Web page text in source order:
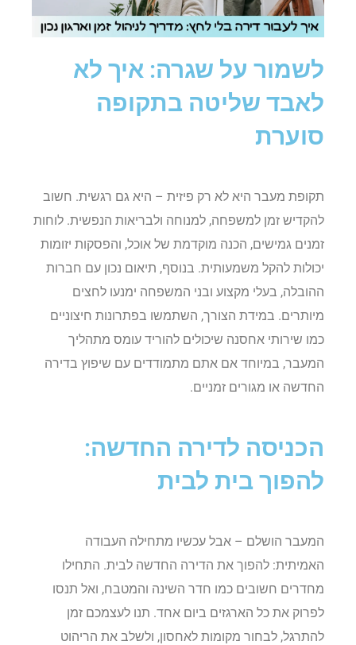
לשמור על שגרה: איך לא
לאבד שליטה בתקופה
סוערת
תקופת מעבר היא לא רק פיזית – היא גם רגשית. חשוב
להקדיש זמן למשפחה, למנוחה ולבריאות הנפשית. לוחות
זמנים גמישים, הכנה מוקדמת של אוכל, והפסקות יזומות
יכולות להקל משמעותית. בנוסף, תיאום נכון עם חברות
ההובלה, בעלי מקצוע ובני המשפחה ימנעו לחצים
מיותרים. במידת הצורך, השתמשו בפתרונות חיצוניים
כמו שירותי אחסנה שיכולים להוריד עומס מתהליך
המעבר, במיוחד אם אתם מתמודדים עם שיפוץ בדירה
החדשה או מגורים זמניים.
הכניסה לדירה החדשה:
להפוך בית לבית
המעבר הושלם – אבל עכשיו מתחילה העבודה
האמיתית: להפוך את הדירה החדשה לבית. התחילו
מחדרים חשובים כמו חדר השינה והמטבח, ואל תנסו
לפרוק את כל הארגזים ביום אחד. תנו לעצמכם זמן
להתרגל, לבחור מקומות לאחסון, ולשלב את הריהוט